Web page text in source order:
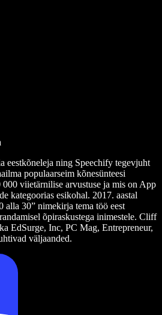
eestkõneleja ning Speechify tegevjuht
populaarseim kõnesünteesi
viietärnilise arvustuse ja mis on App
kategoorias esikohal. 2017. aastal
alla 30” nimekirja tema töö eest
õpiraskustega inimestele. Cliff
EdSurge, Inc, PC Mag, Entrepreneur,
väljaanded.